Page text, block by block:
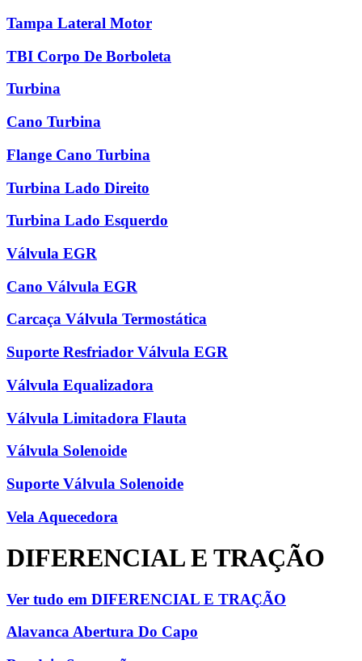
Tampa Lateral Motor
TBI Corpo De Borboleta
Turbina
Cano Turbina
Flange Cano Turbina
Turbina Lado Direito
Turbina Lado Esquerdo
Válvula EGR
Cano Válvula EGR
Carcaça Válvula Termostática
Suporte Resfriador Válvula EGR
Válvula Equalizadora
Válvula Limitadora Flauta
Válvula Solenoide
Suporte Válvula Solenoide
Vela Aquecedora
DIFERENCIAL E TRAÇÃO
Ver tudo em DIFERENCIAL E TRAÇÃO
Alavanca Abertura Do Capo